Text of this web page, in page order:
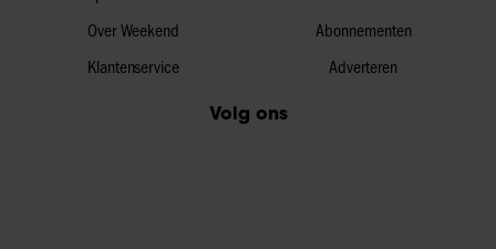
Over Weekend
Klantenservice
Abonnementen
Adverteren
Volg ons